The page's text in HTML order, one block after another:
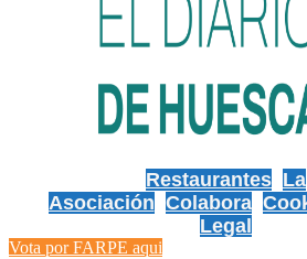
Restaurantes La
Asociación Colabora
Legal
Vota por FARPE aqui